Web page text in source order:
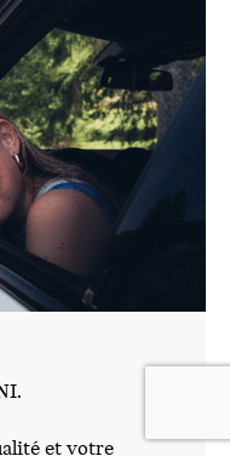
et votre